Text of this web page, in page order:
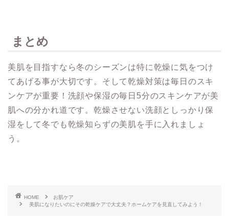
まとめ
美肌を目指すなら冬のシーズンは特に乾燥に気をつけ
てあげる事が大切です。そして乾燥対策は毎日のスキ
ンケアが重要！洗顔や保湿の毎日5分のスキンケアが美
肌への分かれ道です。乾燥させない洗顔としっかり保
湿をして冬でも乾燥知らずの美肌を手に入れましょ
う。
HOME
お肌ケア
美肌になりたいのにその乾燥ケアで大丈夫？ホームケアを見直してみよう！